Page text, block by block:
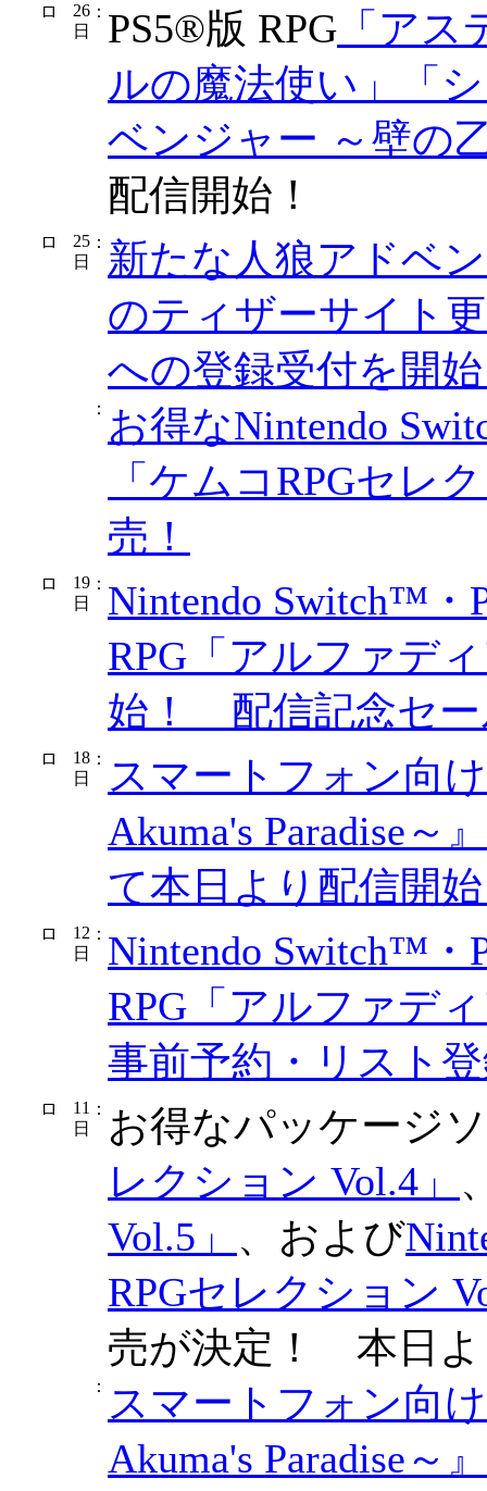
26
日
： PS5®版 RPG 「ア
ルの魔法使い」
「
ベンジャー ～壁の
配信開始！
25
日
： 新たな人狼アドベ
のティザーサイト
への登録受付を開
： お得なNintendo
「ケムコRPGセレ
売！
19
日
： Nintendo Switch™・
RPG「アルファデ
始！ 配信記念セー
18
日
：
スマートフォン向
Akuma's Paradise～
て本日より配信開
12
日
： Nintendo Switch™・
RPG「アルファデ
事前予約・リスト
11
日
： お得なパッケージ
レクション Vol.4」
Vol.5」 、および
RPGセレクション
売が決定！ 本日よ
：
スマートフォン向
Akuma's Paradise～